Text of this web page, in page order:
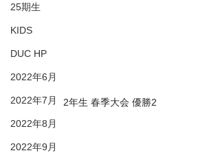
25期生
KIDS
DUC HP
2022年6月
2022年7月
2022年8月
2022年9月
2年生 春季大会 優勝2